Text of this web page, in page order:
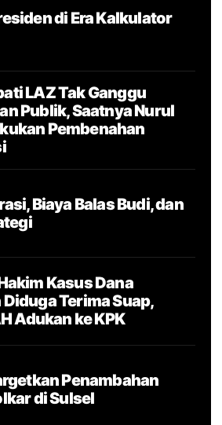
di Era Kalkulator
LAZ Tak Ganggu
Publik, Saatnya Nurul
Pembenahan
Biaya Balas Budi, dan
Kasus Dana
Terima Suap,
Adukan ke KPK
Penambahan
di Sulsel